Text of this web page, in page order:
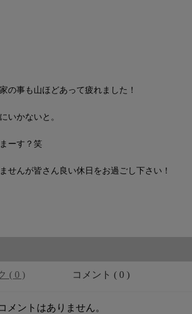
の事も山ほどあって疲れました！
いかないと。
ーす？笑
せんが皆さん良い休日をお過ごし下さい！
( 0 ) コメント ( 0 )
メントはありません。